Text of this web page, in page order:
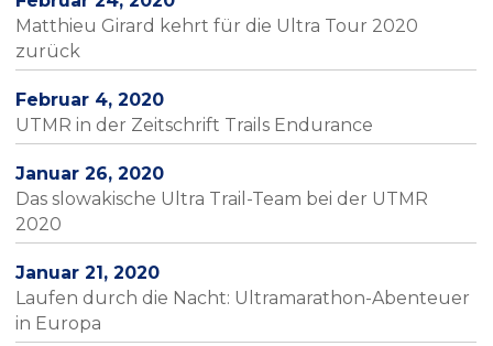
Matthieu Girard kehrt für die Ultra Tour 2020
zurück
Februar 4, 2020
UTMR in der Zeitschrift Trails Endurance
Januar 26, 2020
Das slowakische Ultra Trail-Team bei der UTMR
2020
Januar 21, 2020
Laufen durch die Nacht: Ultramarathon-Abenteuer
in Europa